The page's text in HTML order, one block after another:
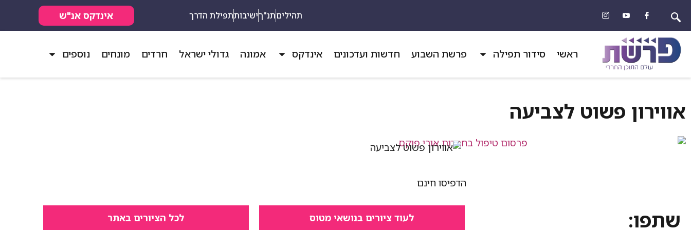
תהיליםתנ"ךישיבותתפילת הדרך אינדקס אנ"ש
ראשי סידור תפילה פרשת השבוע חדשות ועדכונים אינדקס אמונה גדולי ישראל חרדים מונחים נוספים
אווירון פשוט לצביעה
הדפיסו חינם
שתפו: לעוד ציורים בנושאי מטוס לכל הציורים באתר